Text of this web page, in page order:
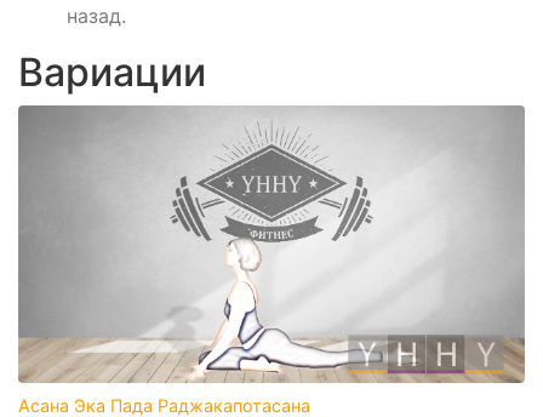
назад.
Вариации
Асана Эка Пада Раджакапотасана